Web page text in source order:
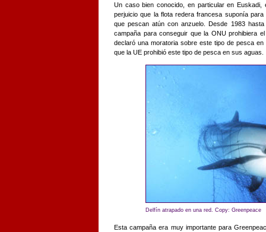
Un caso bien conocido, en particular en
perjuicio que la flota redera francesa suponía
que pescan atún con anzuelo. Desde 1983
campaña para conseguir que la ONU prohibiera
declaró una moratoria sobre este tipo de pesca
que la UE prohibió este tipo de pesca en sus aguas.
Delfín atrapado en una red. Copy: Greenpeace
Esta campaña era muy importante para